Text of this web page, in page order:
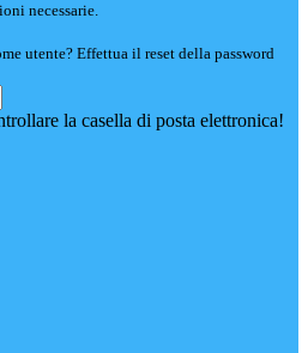
necessarie.
utente? Effettua il reset della password
la casella di posta elettronica!